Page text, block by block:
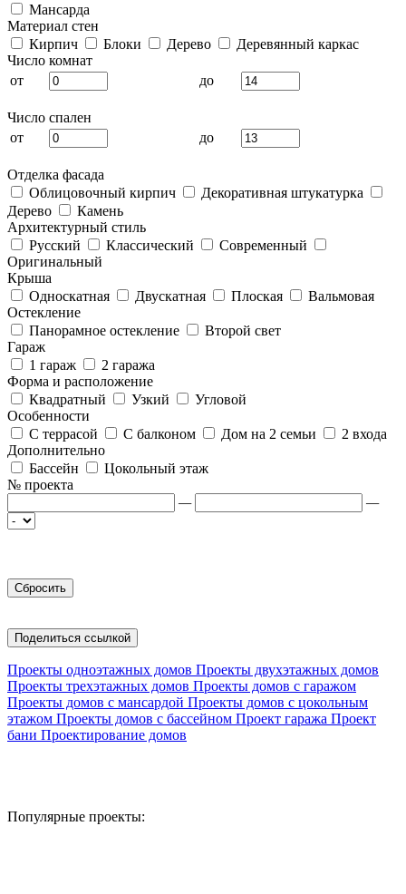
Мансарда
Материал стен
Кирпич
Блоки Дерево
Деревянный каркас
Число комнат
от
до
Число спален
от
до
Отделка фасада
Облицовочный кирпич
Декоративная штукатурка
Дерево
Камень
Архитектурный стиль
Русский
Классический
Современный
Оригинальный
Крыша
Односкатная
Двускатная Плоская
Вальмовая
Остекление
Панорамное остекление
Второй свет
Гараж
1 гараж
2 гаража
Форма и расположение
Квадратный
Узкий
Угловой
Особенности
С террасой
С балконом Дом на 2 семьи
2 входа
Дополнительно
Бассейн
Цокольный этаж
№ проекта
—
—
Поделиться ссылкой
Проекты одноэтажных домов Проекты двухэтажных домов
Проекты трехэтажных домов Проекты домов с гаражом
Проекты домов с мансардой Проекты домов с цокольным
этажом Проекты домов с бассейном Проект гаража Проект
бани Проектирование домов
Популярные проекты: